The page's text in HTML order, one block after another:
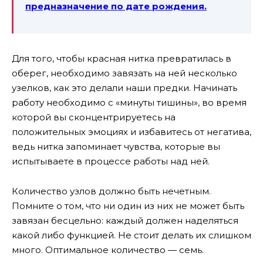
предназначение по дате рождения.
Для того, чтобы красная нитка превратилась в
оберег, необходимо завязать на ней несколько
узелков, как это делали наши предки. Начинать
работу необходимо с «минуты тишины», во время
которой вы сконцентрируетесь на
положительных эмоциях и избавитесь от негатива,
ведь нитка запоминает чувства, которые вы
испытываете в процессе работы над ней.
Количество узлов должно быть нечетным.
Помните о том, что ни один из них не может быть
завязан бесцельно: каждый должен наделяться
какой либо функцией. Не стоит делать их слишком
много. Оптимальное количество — семь.